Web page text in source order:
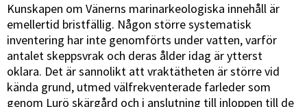
Kunskapen om Vänerns marinarkeologiska innehåll är
emellertid bristfällig. Någon större systematisk
inventering har inte genomförts under vatten, varför
antalet skeppsvrak och deras ålder idag är ytterst
oklara. Det är sannolikt att vraktätheten är större vid
kända grund, utmed välfrekventerade farleder som
genom Lurö skärgård och i anslutning till inloppen till de